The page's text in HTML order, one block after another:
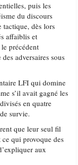
puis les
du discours
tactique, dès lors
affaiblis et
précédent
adversaires sous
LFI qui domine
s’il avait gagné les
en quatre
survie.
que leur seul fil
qui provoque des
aux